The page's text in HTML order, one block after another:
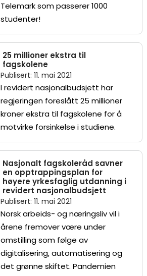
Telemark som passerer 1000
studenter!
25 millioner ekstra til
fagskolene
Publisert: 11. mai 2021
I revidert nasjonalbudsjett har
regjeringen foreslått 25 millioner
kroner ekstra til fagskolene for å
motvirke forsinkelse i studiene.
Nasjonalt fagskoleråd savner
en opptrappingsplan for
høyere yrkesfaglig utdanning i
revidert nasjonalbudsjett
Publisert: 11. mai 2021
Norsk arbeids- og næringsliv vil i
årene fremover være under
omstilling som følge av
digitalisering, automatisering og
det grønne skiftet. Pandemien